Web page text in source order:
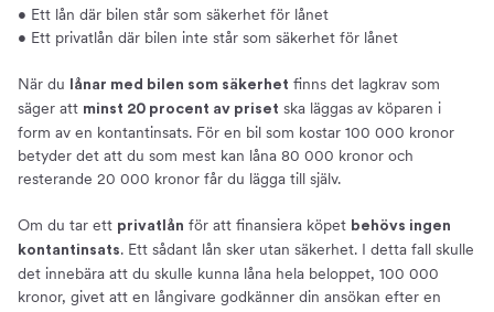
• Ett lån där bilen står som säkerhet för lånet
• Ett privatlån där bilen inte står som säkerhet för lånet
När du lånar med bilen som säkerhet finns det lagkrav som
säger att minst 20 procent av priset ska läggas av köparen i
form av en kontantinsats. För en bil som kostar 100 000 kronor
betyder det att du som mest kan låna 80 000 kronor och
resterande 20 000 kronor får du lägga till själv.
Om du tar ett privatlån för att finansiera köpet behövs ingen
kontantinsats. Ett sådant lån sker utan säkerhet. I detta fall skulle
det innebära att du skulle kunna låna hela beloppet, 100 000
kronor, givet att en långivare godkänner din ansökan efter en